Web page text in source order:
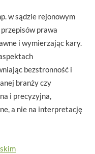
w sądzie rejonowym
prawa
i wymierzając kary.
bezstronność i
branży czy
i precyzyjna,
a nie na interpretację